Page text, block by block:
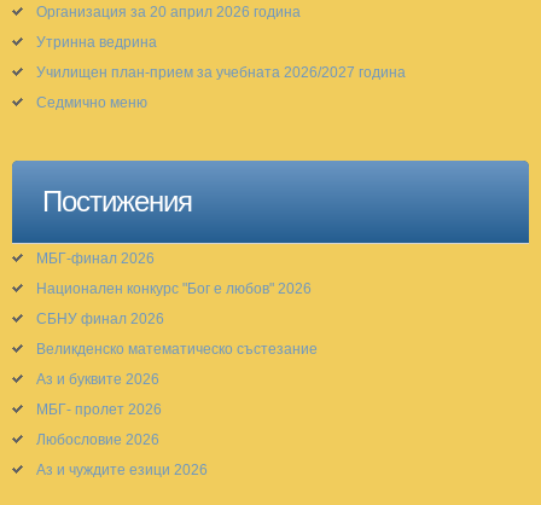
Организация за 20 април 2026 година
Утринна ведрина
Училищен план-прием за учебната 2026/2027 година
Седмично меню
Постижения
МБГ-финал 2026
Национален конкурс "Бог е любов" 2026
СБНУ финал 2026
Великденско математическо състезание
Аз и буквите 2026
МБГ- пролет 2026
Любословие 2026
Аз и чуждите езици 2026